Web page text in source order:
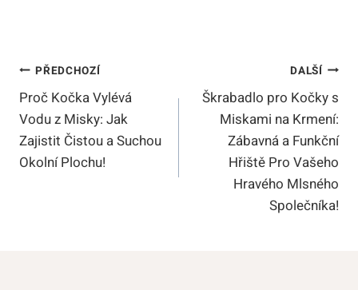
Navigace
Pro
Příspěvek
PŘEDCHOZÍ
Proč Kočka Vylévá
Vodu z Misky: Jak
Zajistit Čistou a Suchou
Okolní Plochu!
DALŠÍ
Škrabadlo pro Kočky s
Miskami na Krmení:
Zábavná a Funkční
Hřiště Pro Vašeho
Hravého Mlsného
Společníka!